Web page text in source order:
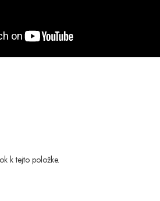
k tejto položke.